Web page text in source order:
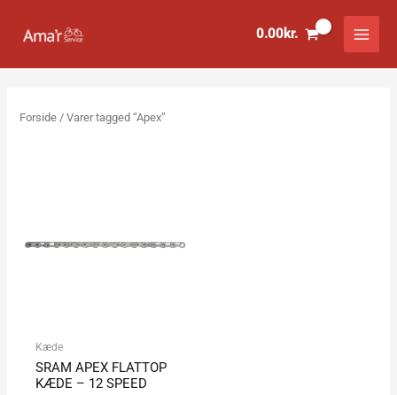
0.00kr.
Forside / Varer tagged “Apex”
Kæde
SRAM APEX FLATTOP
KÆDE – 12 SPEED